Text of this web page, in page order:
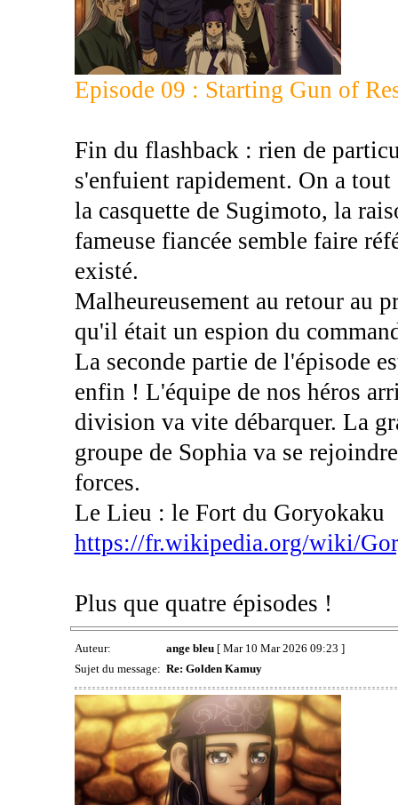
Episode 09 : Starting Gun of
Fin du flashback : rien de
s'enfuient rapidement. On a
la casquette de Sugimoto, la
fameuse fiancée semble faire
existé.
Malheureusement au retour au
qu'il était un espion du
La seconde partie de l'épisode
enfin ! L'équipe de nos héros
division va vite débarquer. La
groupe de Sophia va se
forces.
Le Lieu : le Fort du Goryokaku
https://fr.wikipedia.org/wiki/
Plus que quatre épisodes !
Auteur: ange bleu[ Mar 10 Mar 2026 09:23 ]
Sujet du message: Re: Golden Kamuy